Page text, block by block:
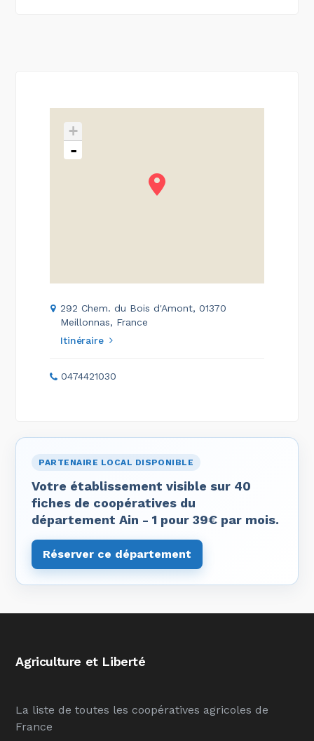
+
-
292 Chem. du Bois d'Amont, 01370
Meillonnas, France
Itinéraire
0474421030
PARTENAIRE LOCAL DISPONIBLE
Votre établissement visible sur 40
fiches de coopératives du
département Ain - 1 pour 39€ par mois.
Réserver ce département
Agriculture et Liberté
La liste de toutes les coopératives agricoles de
France